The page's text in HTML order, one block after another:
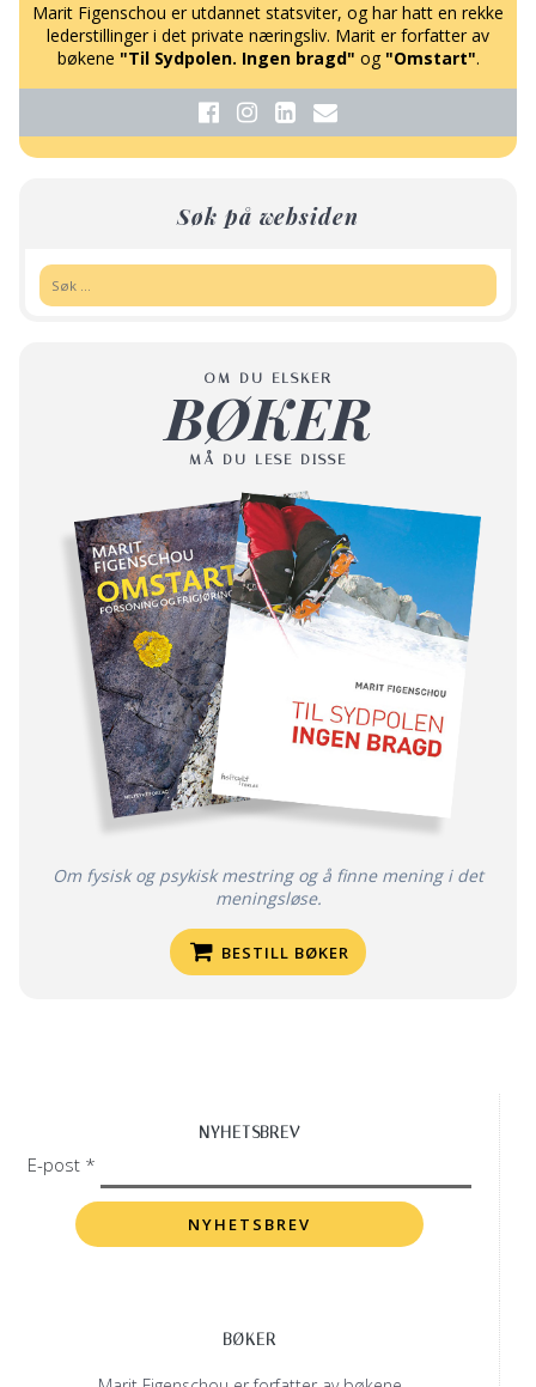
Marit Figenschou er utdannet statsviter, og har hatt en rekke
lederstillinger i det private næringsliv. Marit er forfatter av
bøkene "Til Sydpolen. Ingen bragd" og "Omstart".
Søk på websiden
OM DU ELSKER
BØKER
MÅ DU LESE DISSE
Om fysisk og psykisk mestring og å finne mening i det
meningsløse.
BESTILL BØKER
NYHETSBREV
E-post *
BØKER